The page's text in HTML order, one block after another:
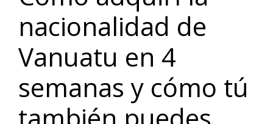
nacionalidad de
Vanuatu en 4
semanas y cómo tú